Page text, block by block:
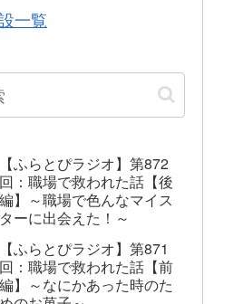
一覧
【ふらとぴラジオ】第872
回：職場で救われた話【後
編】～職場で色んなマイス
ターに出会えた！～
【ふらとぴラジオ】第871
回：職場で救われた話【前
編】～なにかあった時のた